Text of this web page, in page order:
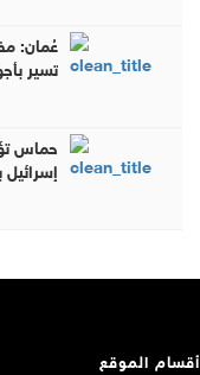
عُمان:
تسير
حماس
إسرائيل
أقسام الموقع